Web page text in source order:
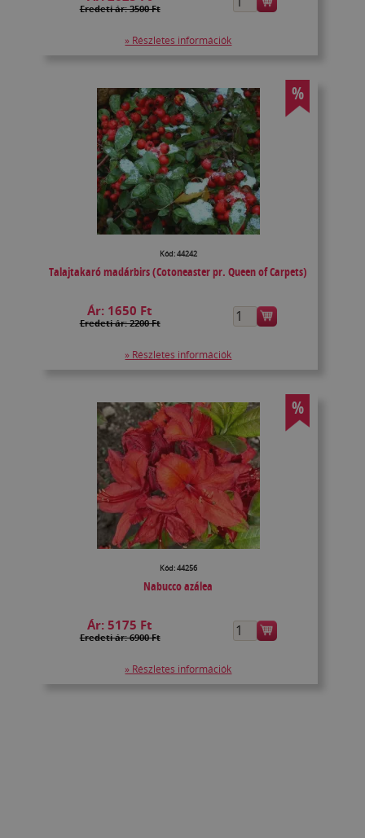
Eredeti ár: 3500 Ft
» Részletes információk
%
Kód: 44242
Talajtakaró madárbirs (Cotoneaster pr. Queen of Carpets)
Ár: 1650 Ft
Eredeti ár: 2200 Ft
» Részletes információk
%
Kód: 44256
Nabucco azálea
Ár:5175 Ft
Eredeti ár: 6900 Ft
» Részletes információk